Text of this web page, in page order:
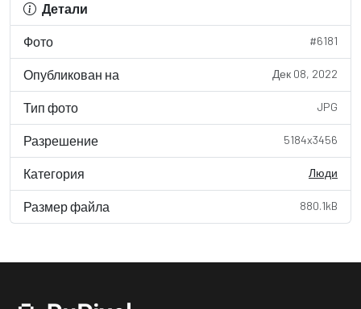
Детали
Фото #6181
Опубликован на Дек 08, 2022
Тип фото JPG
Разрешение 5184x3456
Категория Люди
Размер файла 880.1kB